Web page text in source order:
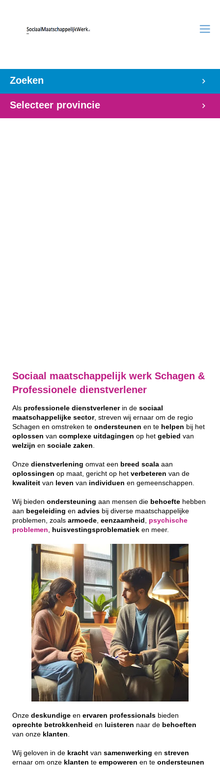
Zoeken
Selecteer provincie
Sociaal maatschappelijk werk Schagen &
Professionele dienstverlener
Als professionele dienstverlenerin de sociaal
maatschappelijke sector, streven wij ernaar om de regio
Schagen en omstreken te ondersteunen en te helpen bij het
oplossen van complexe uitdagingen op het gebied van
welzijn en sociale zaken
Onze dienstverlening omvat een breed scala aan
oplossingen op maat, gericht op het verbeteren van de
kwaliteit van leven van individuen en gemeenschappen.
Wij bieden ondersteuning aan mensen die behoefte hebben
aan begeleiding en advies bij diverse maatschappelijke
problemen, zoals armoede eenzaamheid
psychische
problemen
huisvestingsproblematiek en meer.
Onze deskundige en ervaren professionals bieden
oprechte betrokkenheid en luisteren naar de behoeften
van onze klanten
Wij geloven in de kracht van samenwerking en streven
ernaar om onze klanten te empoweren en te ondersteunen